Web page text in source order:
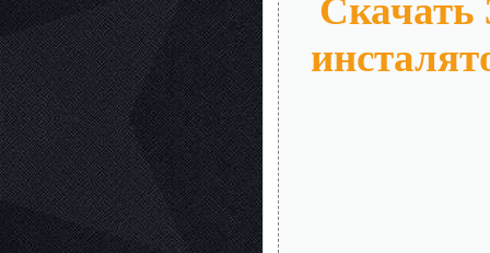
Скачать